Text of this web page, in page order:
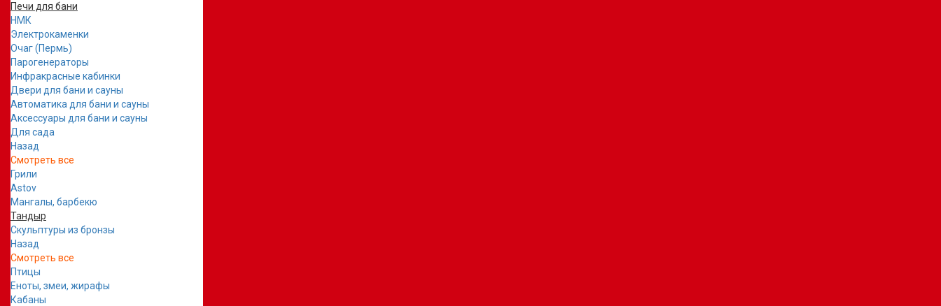
Печи для бани
НМК
Электрокаменки
Очаг (Пермь)
Парогенераторы
Инфракрасные кабинки
Двери для бани и сауны
Автоматика для бани и сауны
Аксессуары для бани и сауны
Для сада
Назад
Смотреть все
Грили
Astov
Мангалы, барбекю
Тандыр
Скульптуры из бронзы
Назад
Смотреть все
Птицы
Еноты, змеи, жирафы
Кабаны